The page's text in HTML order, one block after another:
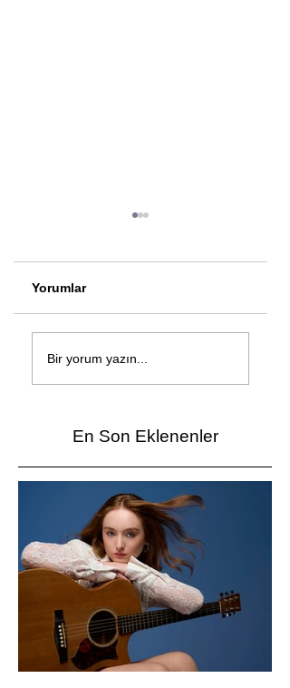
Çağan Şengül'den
yeni şarkı: Bir Ev
Yorumlar
Bir yorum yazın...
En Son Eklenenler